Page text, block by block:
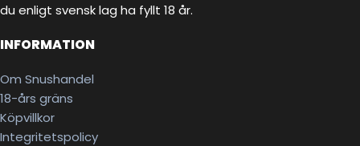
du enligt svensk lag ha fyllt 18 år.
INFORMATION
Om Snushandel
18-års gräns
Köpvillkor
Integritetspolicy